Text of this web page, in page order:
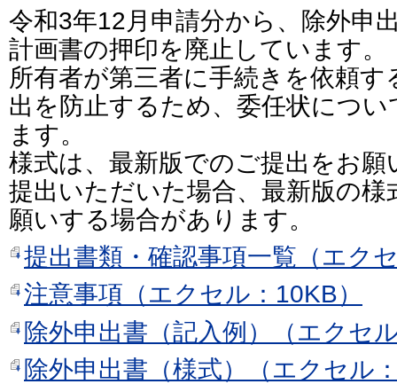
令和3年12月申請分から、除外申
計画書の押印を廃止しています。
所有者が第三者に手続きを依頼
出を防止するため、委任状につ
ます。
様式は、最新版でのご提出をお
提出いただいた場合、最新版の
願いする場合があります。
提出書類・確認事項一覧（エク
注意事項（エクセル：10KB）
除外申出書（記入例）（エクセ
除外申出書（様式）（エクセル